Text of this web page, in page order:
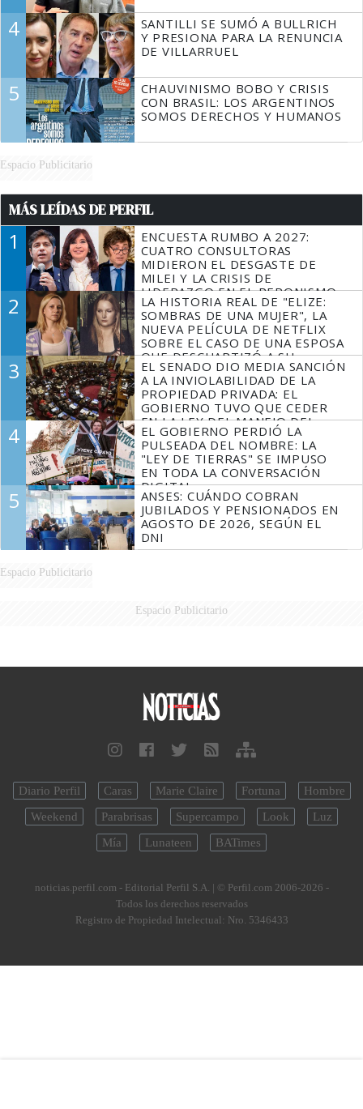
4
SANTILLI SE SUMÓ A BULLRICH
Y PRESIONA PARA LA RENUNCIA
DE VILLARRUEL
5
CHAUVINISMO BOBO Y CRISIS
CON BRASIL: LOS ARGENTINOS
SOMOS DERECHOS Y HUMANOS
Espacio Publicitario
MÁS LEÍDAS DE PERFIL
1
ENCUESTA RUMBO A 2027:
CUATRO CONSULTORAS
MIDIERON EL DESGASTE DE
MILEI Y LA CRISIS DE
LIDERAZGO EN EL PERONISMO
2
LA HISTORIA REAL DE "ELIZE:
SOMBRAS DE UNA MUJER", LA
NUEVA PELÍCULA DE NETFLIX
SOBRE EL CASO DE UNA ESPOSA
QUE DESCUARTIZÓ A SU
MARIDO
3
EL SENADO DIO MEDIA SANCIÓN
A LA INVIOLABILIDAD DE LA
PROPIEDAD PRIVADA: EL
GOBIERNO TUVO QUE CEDER
EN LA LEY DEL MANEJO DEL
FUEGO
4
EL GOBIERNO PERDIÓ LA
PULSEADA DEL NOMBRE: LA
"LEY DE TIERRAS" SE IMPUSO
EN TODA LA CONVERSACIÓN
DIGITAL
5
ANSES: CUÁNDO COBRAN
JUBILADOS Y PENSIONADOS EN
AGOSTO DE 2026, SEGÚN EL
DNI
Espacio Publicitario
Espacio Publicitario
Diario Perfil Caras Marie Claire Fortuna
Hombre
Weekend
Parabrisas Supercampo Look
Luz
Mía
Lunateen BATimes
noticias.perfil.com - Editorial Perfil S.A. | © Perfil.com 2006-2026 -
Todos los derechos reservados
Registro de Propiedad Intelectual: Nro. 5346433